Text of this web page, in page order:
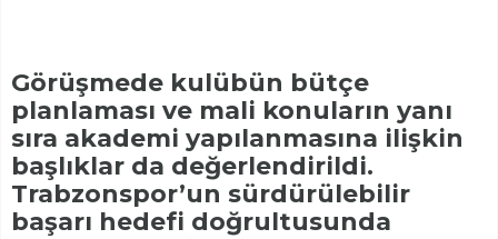
Görüşmede kulübün bütçe
planlaması ve mali konuların yanı
sıra akademi yapılanmasına ilişkin
başlıklar da değerlendirildi.
Trabzonspor’un sürdürülebilir
başarı hedefi doğrultusunda